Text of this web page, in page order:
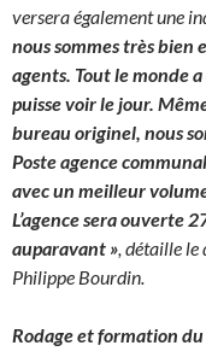
versera également une
nous sommes très bien
agents. Tout le monde
puisse voir le jour.
bureau originel, nous
Poste agence
avec un meilleur
L’agence sera ouverte
auparavant » , détaille
Philippe Bourdin.
Rodage et formation